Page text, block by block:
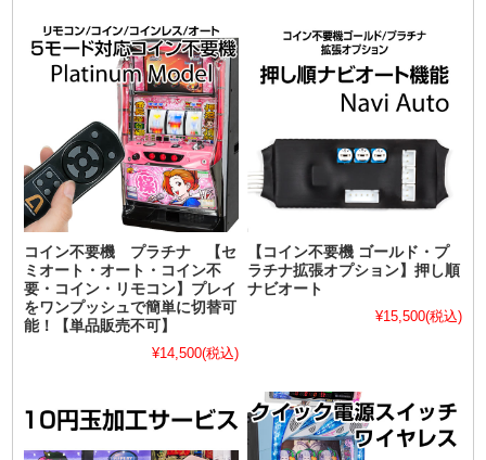
コイン不要機 プラチナ 【セ
ミオート・オート・コイン不
要・コイン・リモコン】プレイ
をワンプッシュで簡単に切替可
能！【単品販売不可】
¥14,500(税込)
【コイン不要機 ゴールド・プ
ラチナ拡張オプション】押し順
ナビオート
¥15,500(税込)